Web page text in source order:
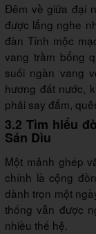
Đêm về giữa đại
được lắng nghe
đàn Tính mộc
vang trầm bổng
suối ngàn vang
hương đất nước,
phải say đắm,
3.2 Tìm hiểu
Sán Dìu
Một mảnh ghép
chính là cộng
dành trọn một
thống vẫn được
nhiều thế hệ.